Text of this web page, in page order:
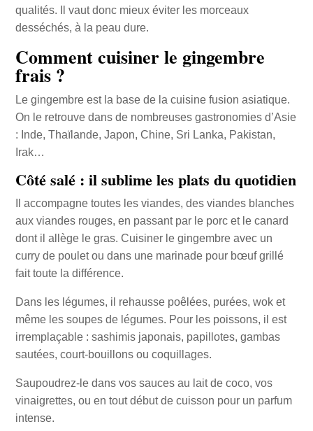
qualités. Il vaut donc mieux éviter les morceaux
desséchés, à la peau dure.
Comment cuisiner le gingembre
frais ?
Le gingembre est la base de la cuisine fusion asiatique.
On le retrouve dans de nombreuses gastronomies d’Asie
: Inde, Thaïlande, Japon, Chine, Sri Lanka, Pakistan,
Irak…
Côté salé : il sublime les plats du quotidien
Il accompagne toutes les viandes, des viandes blanches
aux viandes rouges, en passant par le porc et le canard
dont il allège le gras. Cuisiner le gingembre avec un
curry de poulet ou dans une marinade pour bœuf grillé
fait toute la différence.
Dans les légumes, il rehausse poêlées, purées, wok et
même les soupes de légumes. Pour les poissons, il est
irremplaçable : sashimis japonais, papillotes, gambas
sautées, court-bouillons ou coquillages.
Saupoudrez-le dans vos sauces au lait de coco, vos
vinaigrettes, ou en tout début de cuisson pour un parfum
intense.